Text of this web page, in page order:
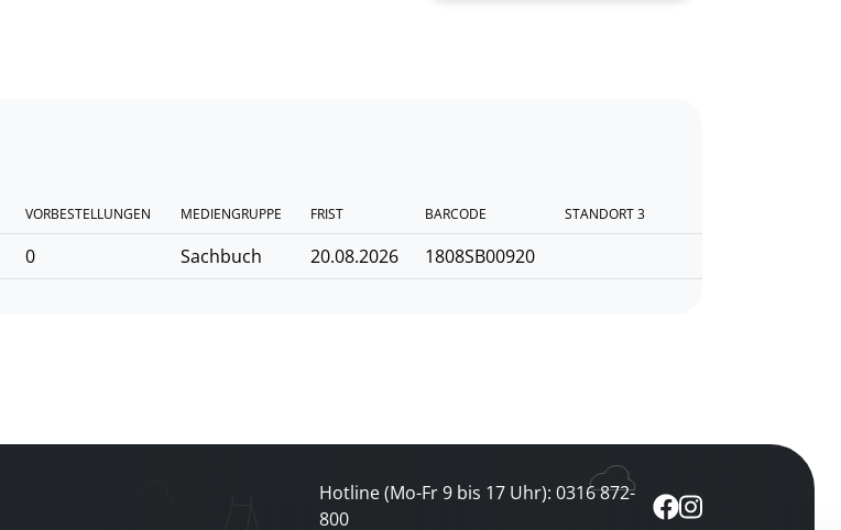
VORBESTELLUNGEN MEDIENGRUPPE FRIST BARCODE STANDORT 3
0 Sachbuch 20.08.2026 1808SB00920
Hotline (Mo-Fr 9 bis 17 Uhr): 0316 872-
800